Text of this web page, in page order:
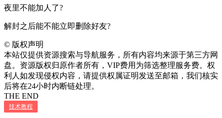
夜里不能加人了?
解封之后能不能立即删除好友?
© 版权声明
本站仅提供资源搜索与导航服务，所有内容均来源于第三方网
盘。资源版权归原作者所有，VIP费用为筛选整理服务费。权
利人如发现侵权内容，请提供权属证明发送至邮箱，我们核实
后将在24小时内断链处理。
THE END
技术教程